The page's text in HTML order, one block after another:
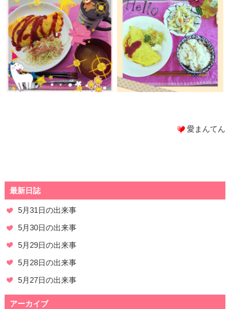
愛まんてん
最新日誌
5月31日の出来事
5月30日の出来事
5月29日の出来事
5月28日の出来事
5月27日の出来事
アーカイブ